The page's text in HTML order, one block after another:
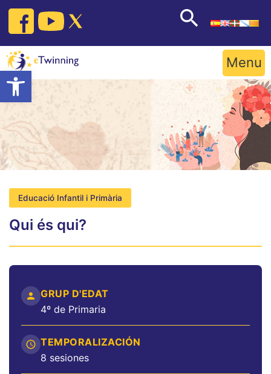
Open toolbar
Skip
content
Menu
Educació Infantil i Primària
Qui és qui?
GRUP D'EDAT
4º de Primaria
TEMPORALIZACIÓN
8 sesiones